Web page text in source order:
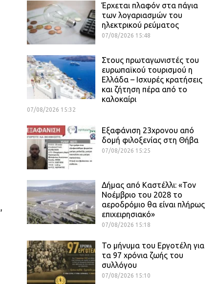
Έρχεται πλαφόν στα πάγια
των λογαριασμών του
ηλεκτρικού ρεύματος
07/08/2026 15:48
Στους πρωταγωνιστές του
ευρωπαϊκού τουρισμού η
Ελλάδα – Ισχυρές κρατήσεις
και ζήτηση πέρα από το
καλοκαίρι
07/08/2026 15:32
Εξαφάνιση 23χρονου από
δομή φιλοξενίας στη Θήβα
07/08/2026 15:25
Δήμας από Καστέλλι: «Τον
Νοέμβριο του 2028 το
αεροδρόμιο θα είναι πλήρως
επιχειρησιακό»
07/08/2026 15:18
Το μήνυμα του Εργοτέλη για
τα 97 χρόνια ζωής του
συλλόγου
07/08/2026 15:10